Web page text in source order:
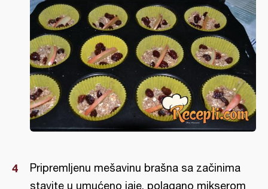
Pripremljenu mešavinu brašna sa začinima
stavite u umućeno jaje, polagano mikserom